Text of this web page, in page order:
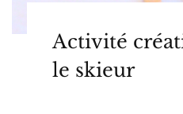
Activité
le skieur